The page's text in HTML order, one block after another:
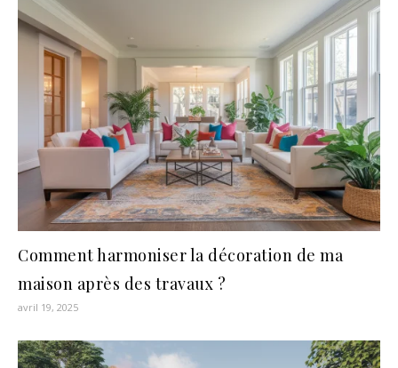
Comment harmoniser la décoration de ma
maison après des travaux ?
avril 19, 2025